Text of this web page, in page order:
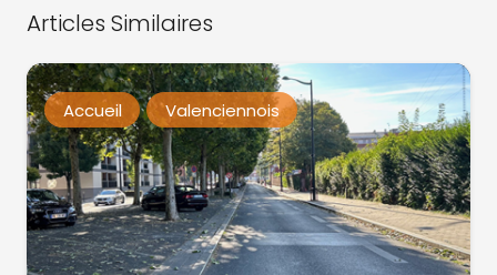
Articles Similaires
Accueil Valenciennois